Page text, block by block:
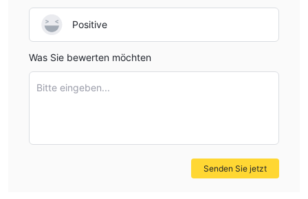
Positive
Was Sie bewerten möchten
Bitte eingeben...
Senden Sie jetzt